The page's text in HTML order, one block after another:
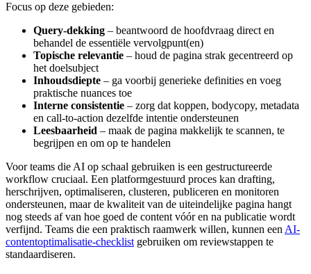
Focus op deze gebieden:
Query-dekking – beantwoord de hoofdvraag direct en
behandel de essentiële vervolgpunt(en)
Topische relevantie – houd de pagina strak gecentreerd op
het doelsubject
Inhoudsdiepte – ga voorbij generieke definities en voeg
praktische nuances toe
Interne consistentie – zorg dat koppen, bodycopy, metadata
en call-to-action dezelfde intentie ondersteunen
Leesbaarheid – maak de pagina makkelijk te scannen, te
begrijpen en om op te handelen
Voor teams die AI op schaal gebruiken is een gestructureerde
workflow cruciaal. Een platformgestuurd proces kan drafting,
herschrijven, optimaliseren, clusteren, publiceren en monitoren
ondersteunen, maar de kwaliteit van de uiteindelijke pagina hangt
nog steeds af van hoe goed de content vóór en na publicatie wordt
verfijnd. Teams die een praktisch raamwerk willen, kunnen een AI-
contentoptimalisatie-checklist gebruiken om reviewstappen te
standaardiseren.